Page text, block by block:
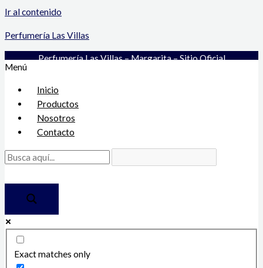
Ir al contenido
Perfumería Las Villas
Perfumería Las Villas – Margarita – Sitio Oficial
Menú
Inicio
Productos
Nosotros
Contacto
Exact matches only